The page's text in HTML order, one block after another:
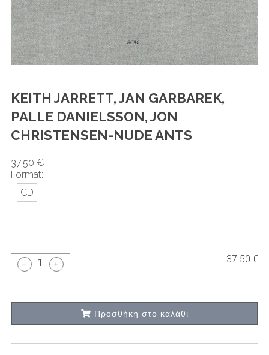
KEITH JARRETT, JAN GARBAREK,
PALLE DANIELSSON, JON
CHRISTENSEN-NUDE ANTS
37.50 €
Format:
CD
1 37.50 €
Προσθήκη στο καλάθι